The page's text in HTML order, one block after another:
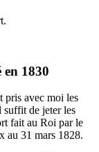
en 1830
pris avec moi les
suffit de jeter les
fait au Roi par le
au 31 mars 1828.